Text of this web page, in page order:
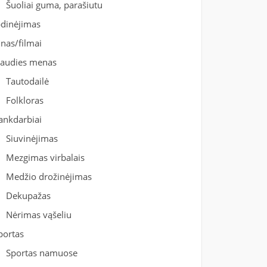
Šuoliai guma, parašiutu
filmai
menas
Tautodailė
Folkloras
Siuvinėjimas
Mezgimas virbalais
Medžio drožinėjimas
Dekupažas
Nėrimas vąšeliu
Sportas namuose